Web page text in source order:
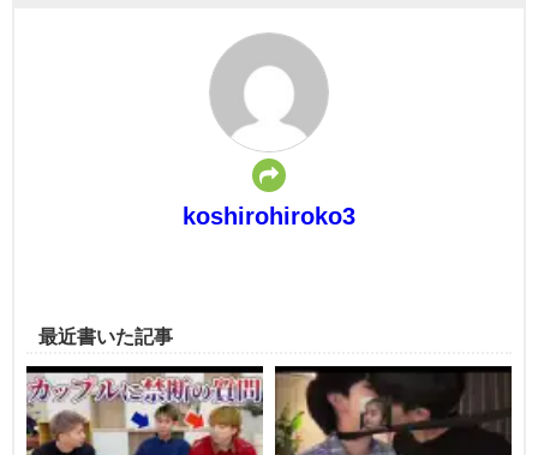
koshirohiroko3
最近書いた記事